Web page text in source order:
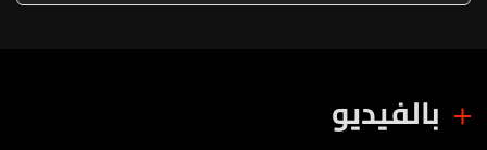
بالفيديو